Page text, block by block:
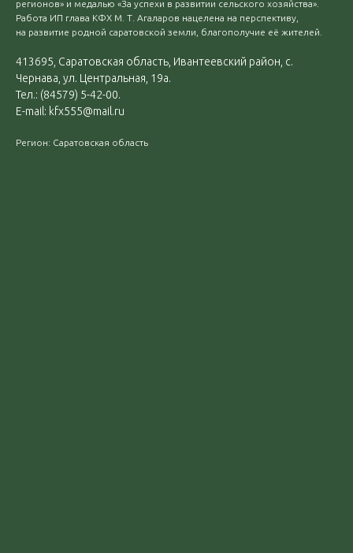
регионов» и медалью «За успехи в развитии сельского хозяйства».
Работа ИП глава КФХ М. Т. Агаларов нацелена на перспективу,
на развитие родной саратовской земли, благополучие её жителей.
413695, Саратовская область, Ивантеевский район, с.
Чернава, ул. Центральная, 19а.
Тел.: (84579) 5-42-00.
E-mail: kfx555@mail.ru
Регион: Саратовская область